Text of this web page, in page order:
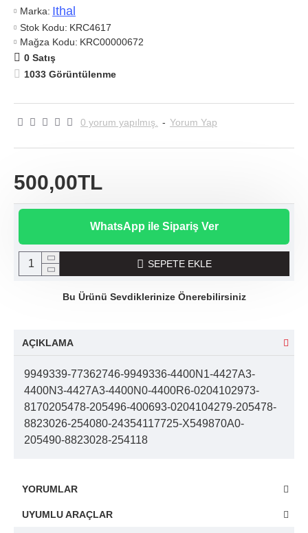
Marka: Ithal
Stok Kodu: KRC4617
Mağza Kodu: KRC00000672
0 Satış
1033 Görüntülenme
0 yorum yapılmış. - Yorum Yap
500,00TL
WhatsApp ile Sipariş Ver
SEPETE EKLE
Bu Ürünü Sevdiklerinize Önerebilirsiniz
AÇIKLAMA
9949339-77362746-9949336-4400N1-4427A3-
4400N3-4427A3-4400N0-4400R6-0204102973-
8170205478-205496-400693-0204104279-205478-
8823026-254080-24354117725-X549870A0-
205490-8823028-254118
YORUMLAR
UYUMLU ARAÇLAR